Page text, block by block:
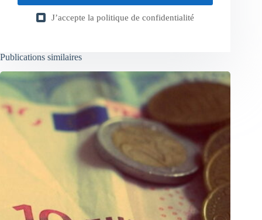
J’accepte la politique de confidentialité
Publications similaires